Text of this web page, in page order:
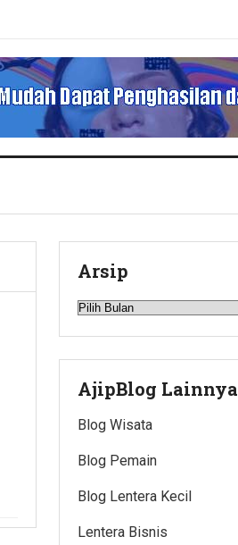
Arsip
Arsip
AjipBlog Lainnya
Blog Wisata
Blog Pemain
Blog Lentera Kecil
Lentera Bisnis